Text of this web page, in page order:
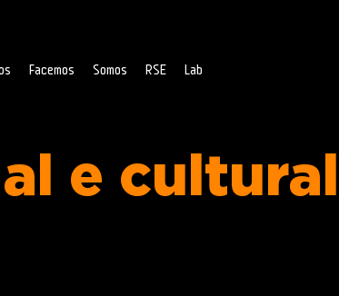
Facemos Somos RSE Lab
e cultural